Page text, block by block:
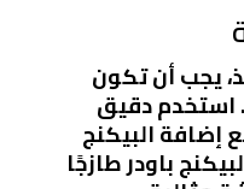
يجب أن تكون
استخدم دقيق
إضافة البيكنج
باودر طازجًا